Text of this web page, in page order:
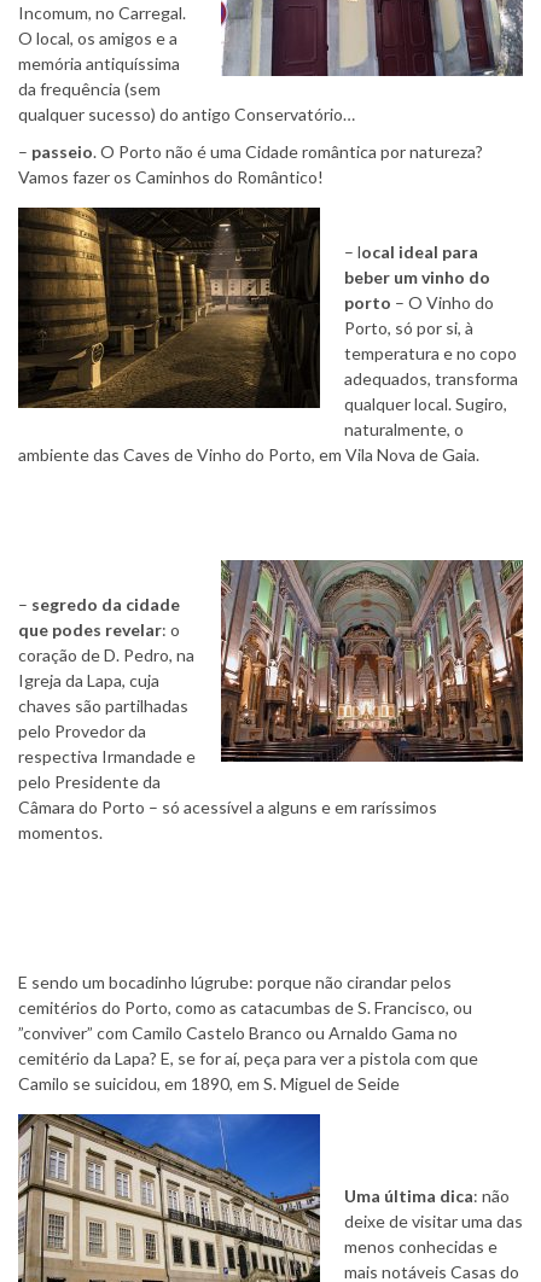
Incomum, no Carregal.
O local, os amigos e a
memória antiquíssima
da frequência (sem
qualquer sucesso) do antigo Conservatório…
– passeio. O Porto não é uma Cidade romântica por natureza?
Vamos fazer os Caminhos do Romântico!
– local ideal para
beber um vinho do
porto – O Vinho do
Porto, só por si, à
temperatura e no copo
adequados, transforma
qualquer local. Sugiro,
naturalmente, o
ambiente das Caves de Vinho do Porto, em Vila Nova de Gaia.
– segredo da cidade
que podes revelar: o
coração de D. Pedro, na
Igreja da Lapa, cuja
chaves são partilhadas
pelo Provedor da
respectiva Irmandade e
pelo Presidente da
Câmara do Porto – só acessível a alguns e em raríssimos
momentos.
E sendo um bocadinho lúgrube: porque não cirandar pelos
cemitérios do Porto, como as catacumbas de S. Francisco, ou
”conviver” com Camilo Castelo Branco ou Arnaldo Gama no
cemitério da Lapa? E, se for aí, peça para ver a pistola com que
Camilo se suicidou, em 1890, em S. Miguel de Seide
Uma última dica: não
deixe de visitar uma das
menos conhecidas e
mais notáveis Casas do